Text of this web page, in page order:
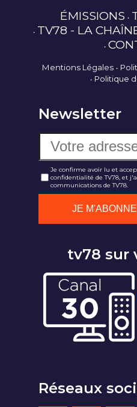
ÉMISSIONS
TV78 - LA
Mentions Légales
Politique
Newsletter
Je confirme avoir lu et
confidentialité de TV78, et
communications de TV78.
tv78 sur
Réseaux